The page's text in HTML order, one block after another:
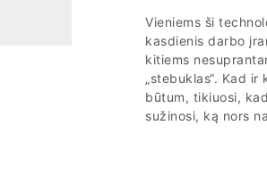
Vieniems ši
kasdienis darbo
kitiems
„stebuklas“. Kad ir
būtum, tikiuosi, kad
sužinosi, ką nors